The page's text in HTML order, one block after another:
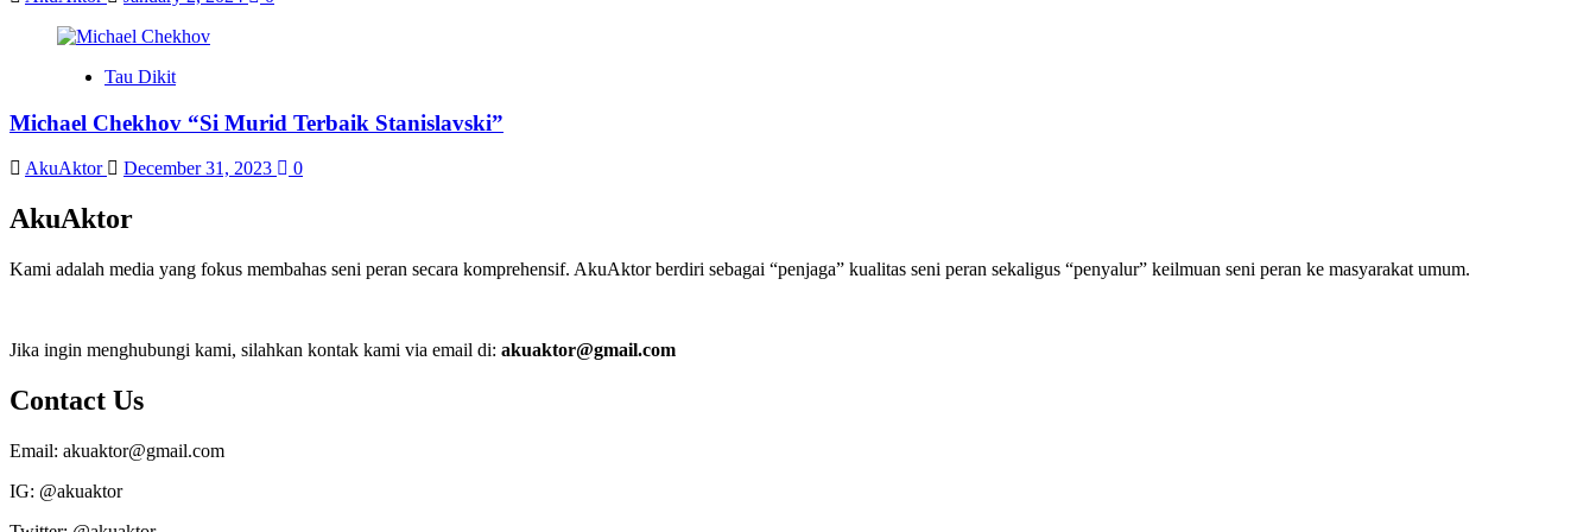
Tau Dikit
Michael Chekhov “Si Murid Terbaik Stanislavski”
AkuAktor December 31, 2023 0
AkuAktor
Kami adalah media yang fokus membahas seni peran secara komprehensif. AkuAktor berdiri sebagai “penjaga” kualitas seni peran sekaligus “penyalur” keilmuan seni peran ke masyarakat umum.
Jika ingin menghubungi kami, silahkan kontak kami via email di: akuaktor@gmail.com
Contact Us
Email: akuaktor@gmail.com
IG: @akuaktor